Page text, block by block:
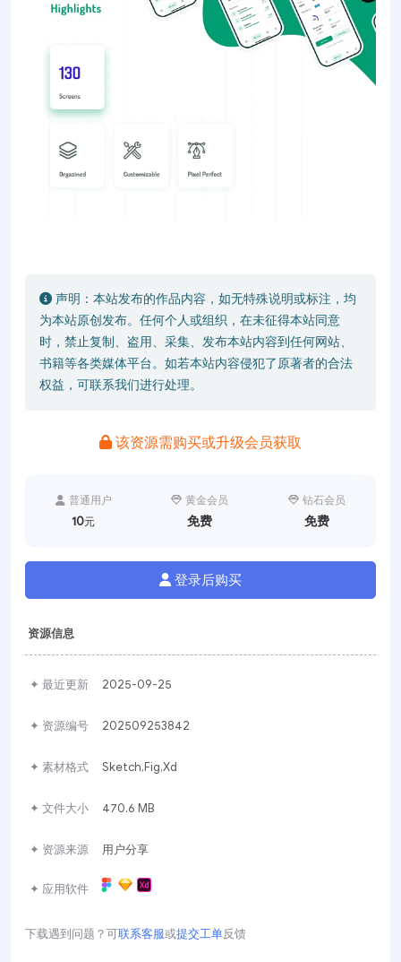
声明：本站发布的作品内容，如无特殊说明或标注，均
为本站原创发布。任何个人或组织，在未征得本站同意
时，禁止复制、盗用、采集、发布本站内容到任何网站、
书籍等各类媒体平台。如若本站内容侵犯了原著者的合法
权益，可联系我们进行处理。
该资源需购买或升级会员获取
普通用户
10元
黄金会员
免费
钻石会员
免费
登录后购买
资源信息
✦ 最近更新 2025-09-25
✦ 资源编号 202509253842
✦ 素材格式 Sketch,Fig,Xd
✦ 文件大小 470.6 MB
✦ 资源来源 用户分享
✦ 应用软件
下载遇到问题？可联系客服或提交工单反馈